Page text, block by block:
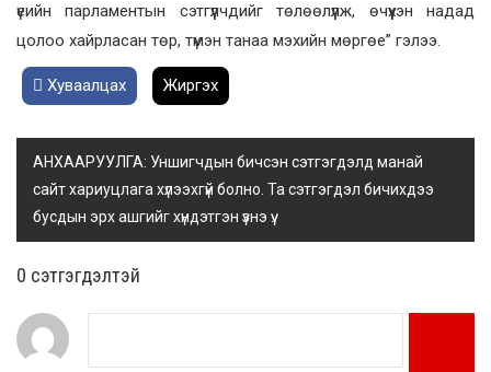
үеийн парламентын сэтгүүлчдийг төлөөлүүлж, өчүүхэн надад
цолоо хайрласан төр, түмэн танаа мэхийн мөргөе” гэлээ.
Хуваалцах Жиргэх
АНХААРУУЛГА: Уншигчдын бичсэн сэтгэгдэлд манай
сайт хариуцлага хүлээхгүй болно. Та сэтгэгдэл бичихдээ
бусдын эрх ашгийг хүндэтгэн үзнэ үү.
0 cэтгэгдэлтэй